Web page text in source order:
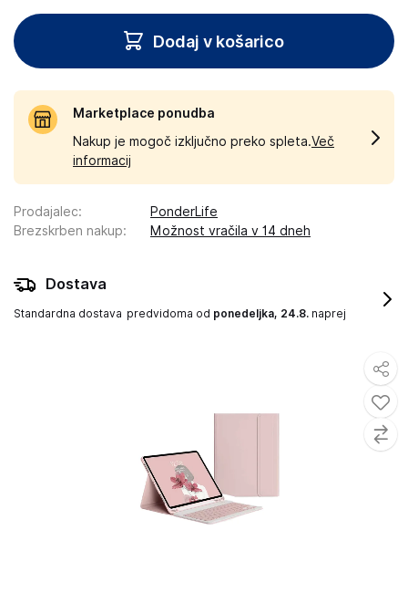
Dodaj v košarico
Marketplace ponudba
Nakup je mogoč izključno preko spleta.Več
informacij
Prodajalec:
PonderLife
Brezskrben nakup: Možnost vračila v 14 dneh
Dostava
Standardna dostava predvidoma od ponedeljka, 24.8. naprej